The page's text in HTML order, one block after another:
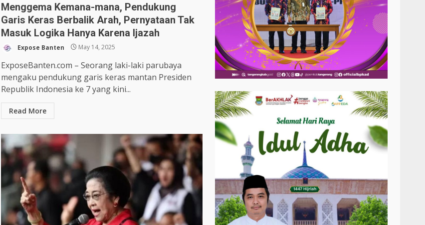
Menggema Kemana-mana, Pendukung
Garis Keras Berbalik Arah, Pernyataan Tak
Masuk Logika Hanya Karena Ijazah
Expose Banten May 14, 2025
ExposeBanten.com – Seorang laki-laki parubaya
mengaku pendukung garis keras mantan Presiden
Republik Indonesia ke 7 yang kini...
Read More